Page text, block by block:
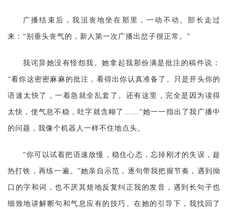
广播结束后，我沮丧地坐在那里，一动不动。部长走过
来： “别垂头丧气的，新人第一次广播出岔子很正常。”
我诧异她没有怪怨我。她拿起我那份满是批注的稿件说：
“看你这密密麻麻的批注，看得出你认真准备了。只是开头你的
语速太快了，一着急就全乱套了。还有这里，完全是因为读得
太快，使气息不稳，吐字就含糊了……”她一一指出了我广播中
的问题，我像个机器人一样不住地点头。
“你可以试着把语速放慢，稳住心态，忘掉刚才的失误，趁
热打铁，再练一遍。”她亲自示范，逐句带我把握节奏，遇到拗
口的字和词，也不厌其烦地反复纠正我的发音，遇到长句子也
细致地讲解断句和气息应有的技巧。在她的引导下，我找回了